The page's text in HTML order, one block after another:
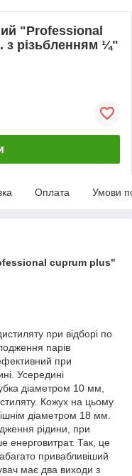
"Professional
з різьбленням ¼"
Оплата Умови
cuprum plus"
при відборі по
парів
при
Усередині
діаметром 10 мм,
Кожух на цьому
діаметром 18 мм.
рідини, при
енерговитрат. Так, це
привабливіший
має два виходи з